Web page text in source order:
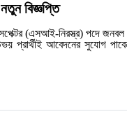
বিজ্ঞপ্তি
(এসআই-নিরস্ত্র) পদে
প্রার্থীই আবেদনের সুযোগ